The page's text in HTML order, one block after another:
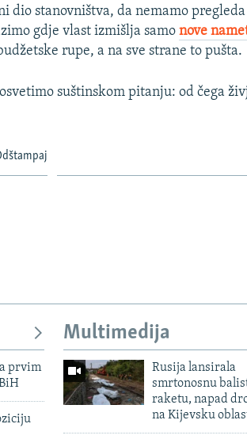
dio stanovništva, da nemamo
gdje vlast izmišlja samonove
rupe, a na sve strane to pušta.
suštinskom pitanju: od čega
prvim
Multimedija
Rusija lansirala
smrtonosnu
raketu, napad
na Kijevsku